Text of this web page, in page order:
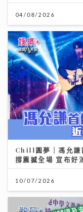
04/08/2026
Chill圓夢｜馮允謙
撐震撼全場 宣布好
10/07/2026